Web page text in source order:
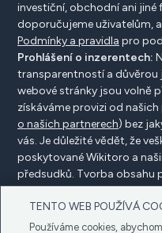
TENTO WEB POUŽÍVÁ
Používáme cookies,
investiční, obchodní ani
doporučujeme uživatelům,
Podmínky a pravidla pro
Prohlášení o inzerentech:
transparentností a důvěrou
webové stránky jsou volně
získáváme provizi od
o našich partnerech) bez
vás. Je důležité vědět, že
poskytované Wikitoro a
předsudků. Tvorba obsahu
prospěla našim čtenářům, a
žádnými dohodami o